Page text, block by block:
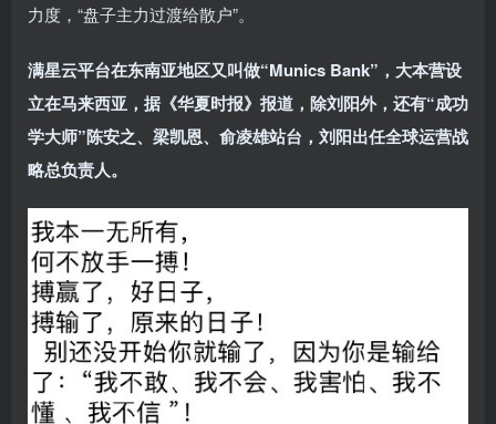
力度，“盘子主力过渡给散户”。
满星云平台在东南亚地区又叫做“Munics Bank”，大本营设
立在马来西亚，据《华夏时报》报道，除刘阳外，还有“成功
学大师”陈安之、梁凯恩、俞凌雄站台，刘阳出任全球运营战
略总负责人。